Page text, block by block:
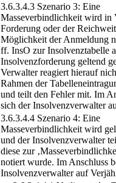
3.6.3.4.3 Szenario 3: Eine
Masseverbindlichkeit wird in
Forderung oder der
Möglichkeit der Anmeldung
ff. InsO zur Insolvenztabelle
Insolvenzforderung geltend
Verwalter reagiert hierauf
Rahmen der
und teilt den Fehler mit. Im
sich der Insolvenzverwalter
3.6.3.4.4 Szenario 4: Eine
Masseverbindlichkeit wird
und der Insolvenzverwalter
diese zur
notiert wurde. Im Anschluss
Insolvenzverwalter auf